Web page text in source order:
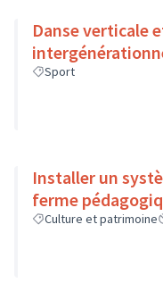
Danse verticale
Sport
Installer un
ferme
Culture et patrimoine